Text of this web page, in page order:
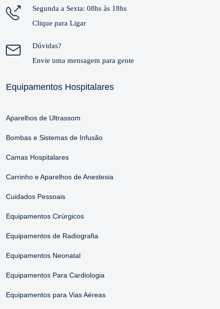
Segunda a Sexta: 08hs às 18hs
Clique para Ligar
Dúvidas?
Envie uma mensagem para gente
Equipamentos Hospitalares
Aparelhos de Ultrassom
Bombas e Sistemas de Infusão
Camas Hospitalares
Carrinho e Aparelhos de Anestesia
Cuidados Pessoais
Equipamentos Cirúrgicos
Equipamentos de Radiografia
Equipamentos Neonatal
Equipamentos Para Cardiologia
Equipamentos para Vias Aéreas